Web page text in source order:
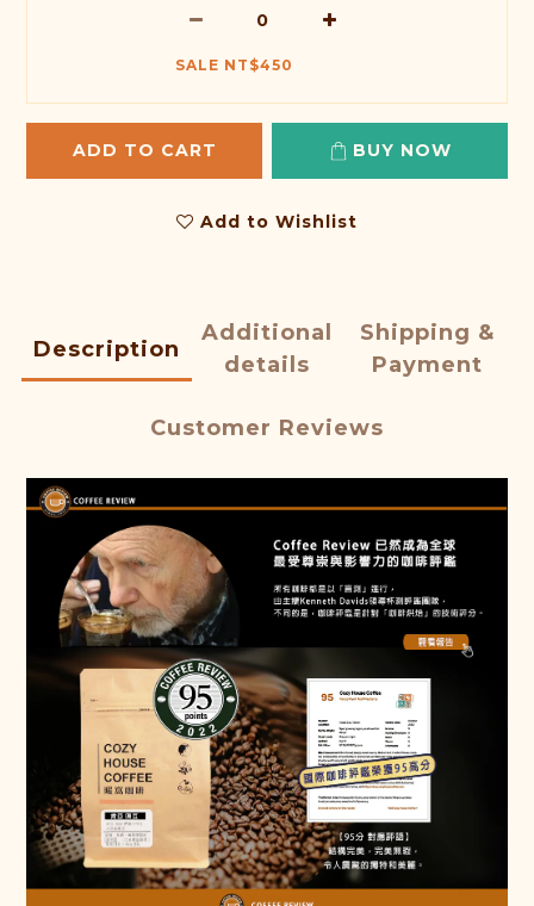
SALE NT$450
ADD TO CART BUY NOW
Add to Wishlist
Description
Additional
details
Shipping &
Payment
Customer Reviews